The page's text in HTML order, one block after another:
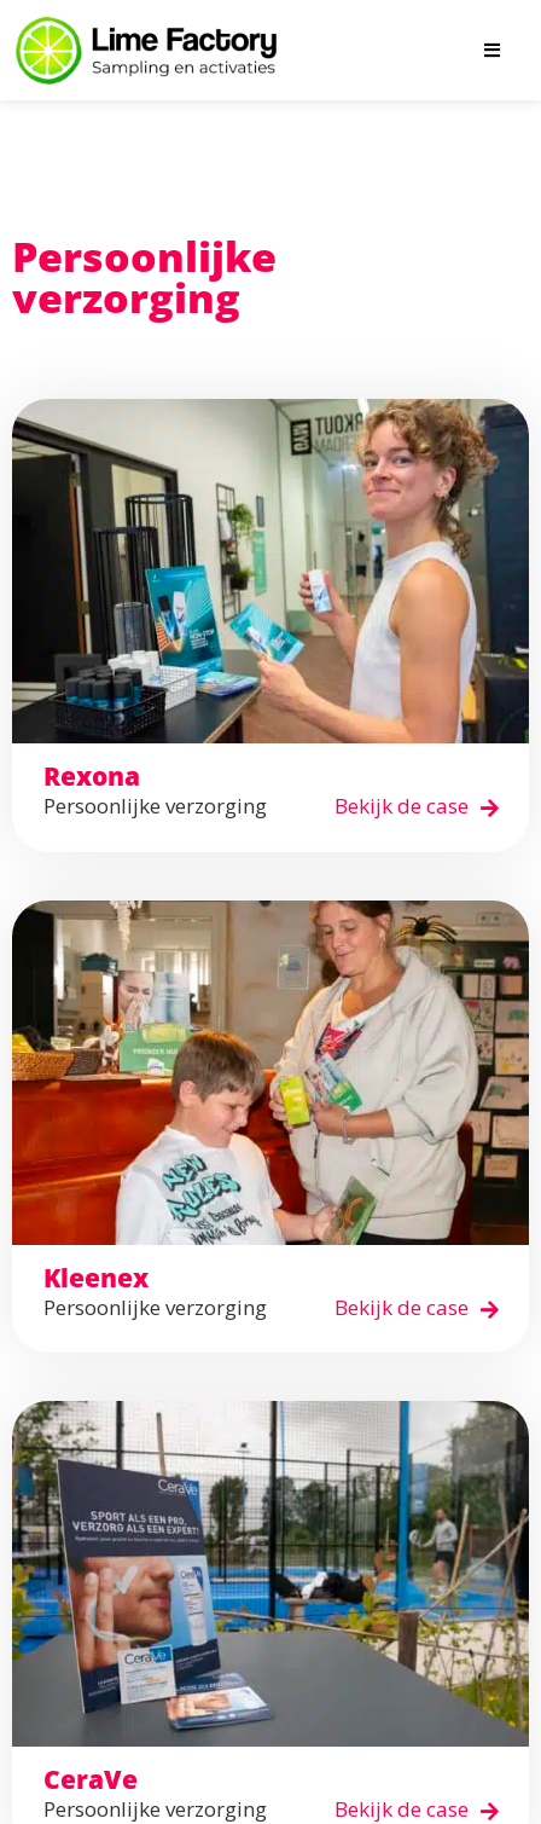
Persoonlijke
verzorging
Rexona
Persoonlijke verzorging Bekijk de case
Kleenex
Persoonlijke verzorging Bekijk de case
CeraVe
Persoonlijke verzorging Bekijk de case